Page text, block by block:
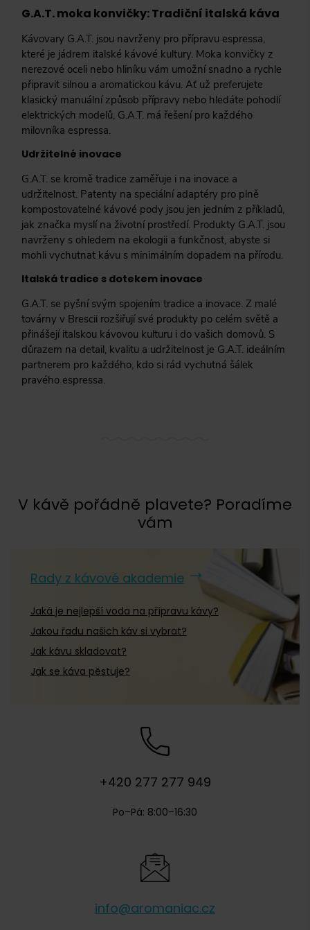
G.A.T. moka konvičky: Tradiční italská káva
Kávovary G.A.T. jsou navrženy pro přípravu espressa,
které je jádrem italské kávové kultury. Moka konvičky z
nerezové oceli nebo hliníku vám umožní snadno a rychle
připravit silnou a aromatickou kávu. Ať už preferujete
klasický manuální způsob přípravy nebo hledáte pohodlí
elektrických modelů, G.A.T. má řešení pro každého
milovníka espressa.
Udržitelné inovace
G.A.T. se kromě tradice zaměřuje i na inovace a
udržitelnost. Patenty na speciální adaptéry pro plně
kompostovatelné kávové pody jsou jen jedním z příkladů,
jak značka myslí na životní prostředí. Produkty G.A.T. jsou
navrženy s ohledem na ekologii a funkčnost, abyste si
mohli vychutnat kávu s minimálním dopadem na přírodu.
Italská tradice s dotekem inovace
G.A.T. se pyšní svým spojením tradice a inovace. Z malé
továrny v Brescii rozšiřují své produkty po celém světě a
přinášejí italskou kávovou kulturu i do vašich domovů. S
důrazem na detail, kvalitu a udržitelnost je G.A.T. ideálním
partnerem pro každého, kdo si rád vychutná šálek
pravého espressa.
V kávě pořádně plavete? Poradíme
vám
Rady z kávové akademie
Jaká je nejlepší voda na přípravu kávy?
Jakou řadu našich káv si vybrat?
Jak kávu skladovat?
Jak se káva pěstuje?
+420 277 277 949
Po–Pá: 8:00–16:30
info@aromaniac.cz